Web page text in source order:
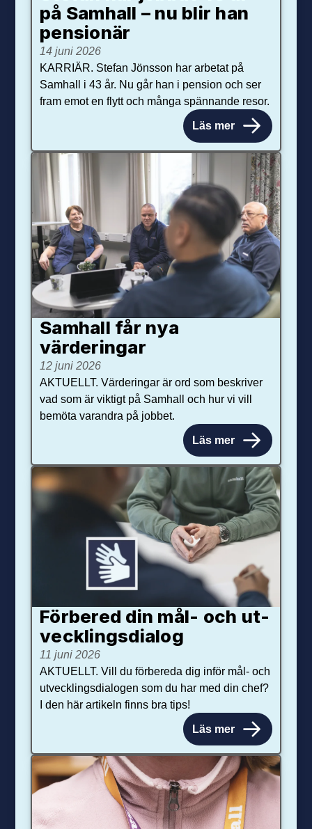
på Samhall – nu blir han
pensionär
14 juni 2026
KARRIÄR. Stefan Jönsson har arbetat på
Samhall i 43 år. Nu går han i pension och ser
fram emot en flytt och många spännande resor.
Läs mer
Samhall får nya
värdering­ar
12 juni 2026
AKTUELLT. Värderingar är ord som beskriver
vad som är viktigt på Samhall och hur vi vill
bemöta varandra på jobbet.
Läs mer
Förbered din mål- och ut­
veck­lings­dialog
11 juni 2026
AKTUELLT. Vill du förbereda dig inför mål- och
utvecklingsdialogen som du har med din chef?
I den här artikeln finns bra tips!
Läs mer